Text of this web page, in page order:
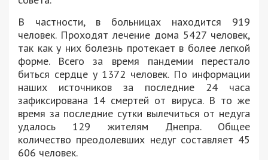
В частности, в больницах находится 919
человек. Проходят лечение дома 5427 человек,
так как у них болезнь протекает в более легкой
форме. Всего за время пандемии перестало
биться сердце у 1372 человек. По информации
наших источников за последние 24 часа
зафиксирована 14 смертей от вируса. В то же
время за последние сутки вылечиться от недуга
удалось 129 жителям Днепра. Общее
количество преодолевших недуг составляет 45
606 человек.